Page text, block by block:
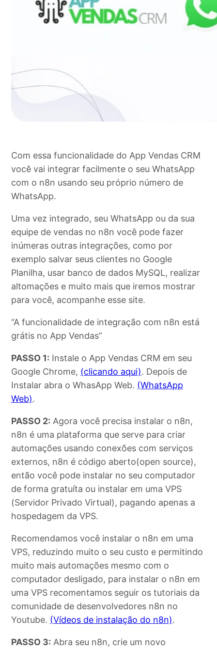
Com essa funcionalidade do App Vendas CRM
você vai integrar facilmente o seu WhatsApp
com o n8n usando seu próprio número de
WhatsApp.
Uma vez integrado, seu WhatsApp ou da sua
equipe de vendas no n8n você pode fazer
inúmeras outras integrações, como por
exemplo salvar seus clientes no Google
Planilha, usar banco de dados MySQL, realizar
altomações e muito mais que iremos mostrar
para você, acompanhe esse site.
“A funcionalidade de integração com n8n está
grátis no App Vendas”
PASSO 1: Instale o App Vendas CRM em seu
Google Chrome, (clicando aqui). Depois de
Instalar abra o WhasApp Web. (WhatsApp
Web).
PASSO 2: Agora você precisa instalar o n8n,
n8n é uma plataforma que serve para criar
automações usando conexões com serviços
externos, n8n é código aberto(open source),
então você pode instalar no seu computador
de forma gratuíta ou instalar em uma VPS
(Servidor Privado Virtual), pagando apenas a
hospedagem da VPS.
Recomendamos você instalar o n8n em uma
VPS, reduzindo muito o seu custo e permitindo
muito mais automações mesmo com o
computador desligado, para instalar o n8n em
uma VPS recomentamos seguir os tutoriais da
comunidade de desenvolvedores n8n no
Youtube. (Vídeos de instalação do n8n).
PASSO 3: Abra seu n8n, crie um novo